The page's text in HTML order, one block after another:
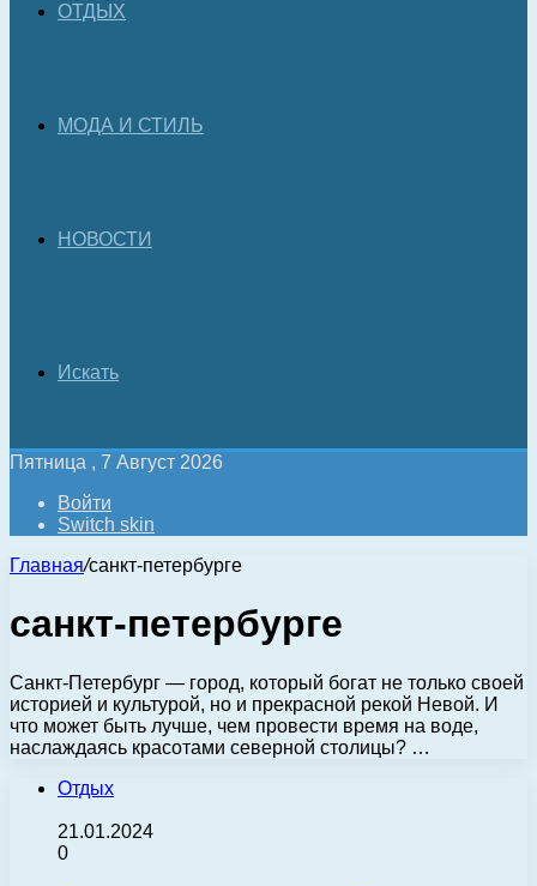
ОТДЫХ
МОДА И СТИЛЬ
НОВОСТИ
Искать
Пятница , 7 Август 2026
Войти
Switch skin
Главная/санкт-петербурге
санкт-петербурге
Санкт-Петербург — город, который богат не только своей
историей и культурой, но и прекрасной рекой Невой. И
что может быть лучше, чем провести время на воде,
наслаждаясь красотами северной столицы? …
Отдых
21.01.2024
0